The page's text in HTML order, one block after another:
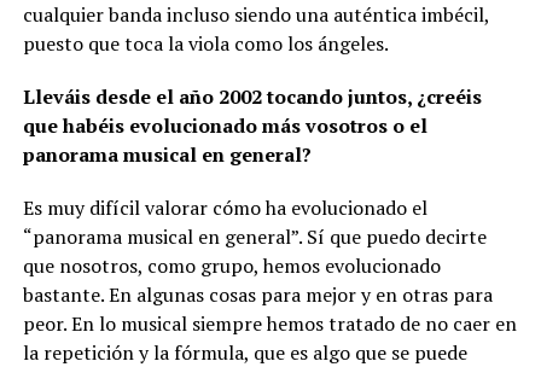
cualquier banda incluso siendo una auténtica imbécil,
puesto que toca la viola como los ángeles.
Lleváis desde el año 2002 tocando juntos, ¿creéis
que habéis evolucionado más vosotros o el
panorama musical en general?
Es muy difícil valorar cómo ha evolucionado el
“panorama musical en general”. Sí que puedo decirte
que nosotros, como grupo, hemos evolucionado
bastante. En algunas cosas para mejor y en otras para
peor. En lo musical siempre hemos tratado de no caer en
la repetición y la fórmula, que es algo que se puede